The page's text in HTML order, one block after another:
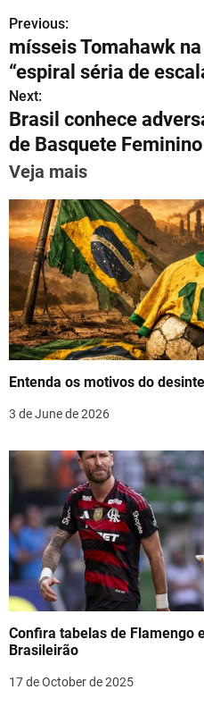
at
s
A
p
p
e
gr
a
m
e
b
o
o
l
P
o
s
t
n
a
v
i
g
a
t
n
Previous:
mísseis Tomahawk
“espiral séria de
Next:
Brasil conhece
de Basquete Feminino
Veja mais
Entenda os motivos do
3 de June de 2026
Confira tabelas de Flamengo
Brasileirão
17 de October de 2025